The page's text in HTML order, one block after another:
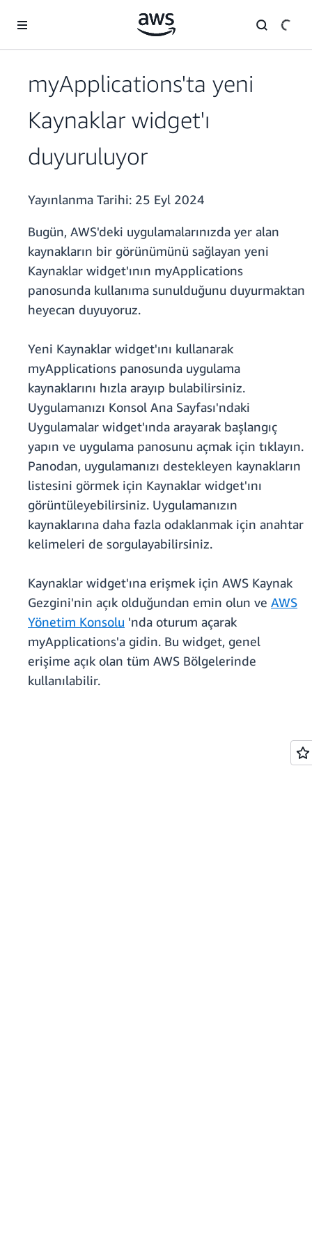
myApplications'ta yeni
Kaynaklar widget'ı
duyuruluyor
Yayınlanma Tarihi: 25 Eyl 2024
Bugün, AWS'deki uygulamalarınızda yer alan
kaynakların bir görünümünü sağlayan yeni
Kaynaklar widget'ının myApplications
panosunda kullanıma sunulduğunu duyurmaktan
heyecan duyuyoruz.
Yeni Kaynaklar widget'ını kullanarak
myApplications panosunda uygulama
kaynaklarını hızla arayıp bulabilirsiniz.
Uygulamanızı Konsol Ana Sayfası'ndaki
Uygulamalar widget'ında arayarak başlangıç
yapın ve uygulama panosunu açmak için tıklayın.
Panodan, uygulamanızı destekleyen kaynakların
listesini görmek için Kaynaklar widget'ını
görüntüleyebilirsiniz. Uygulamanızın
kaynaklarına daha fazla odaklanmak için anahtar
kelimeleri de sorgulayabilirsiniz.
Kaynaklar widget'ına erişmek için AWS Kaynak
Gezgini'nin açık olduğundan emin olun ve AWS
Yönetim Konsolu 'nda oturum açarak
myApplications'a gidin. Bu widget, genel
erişime açık olan tüm AWS Bölgelerinde
kullanılabilir.